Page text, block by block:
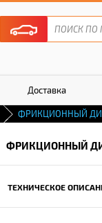
Доставка
ФРИКЦИОННЫЙ
ФРИКЦИОННЫЙ
ТЕХНИЧЕСКОЕ